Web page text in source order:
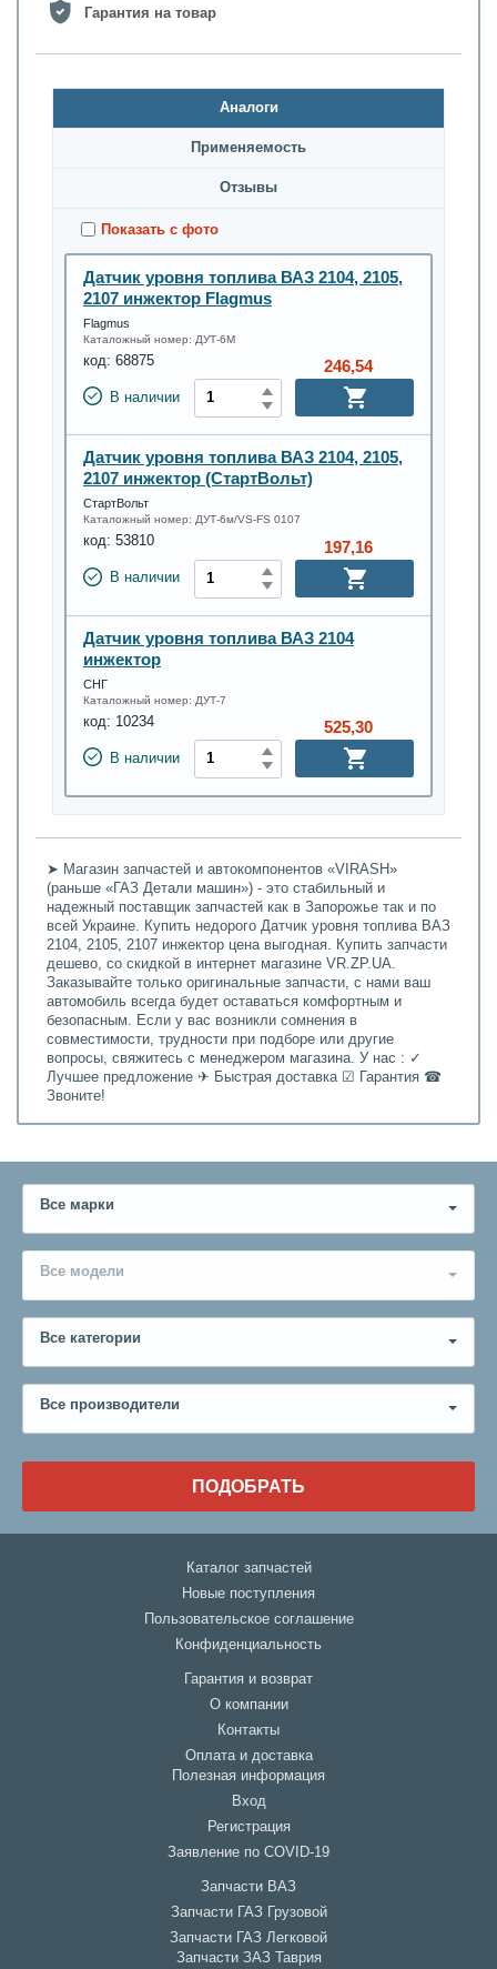
Гарантия на товар
Аналоги
Применяемость
Oтзывы
Показать с фото
Датчик уровня топлива ВАЗ 2104, 2105,
2107 инжектор Flagmus
Flagmus
Каталожный номер: ДУТ-6М
код: 68875
В наличии
246,54
Датчик уровня топлива ВАЗ 2104, 2105,
2107 инжектор (СтартВольт)
СтартВольт
Каталожный номер: ДУТ-6м/VS-FS 0107
код: 53810
В наличии
197,16
Датчик уровня топлива ВАЗ 2104
инжектор
СНГ
Каталожный номер: ДУТ-7
код: 10234
В наличии
525,30
➤ Магазин запчастей и автокомпонентов «VIRASH»
(раньше «ГАЗ Детали машин») - это стабильный и
надежный поставщик запчастей как в Запорожье так и по
всей Украине. Купить недорого Датчик уровня топлива ВАЗ
2104, 2105, 2107 инжектор цена выгодная. Купить запчасти
дешево, со скидкой в интернет магазине VR.ZP.UA.
Заказывайте только оригинальные запчасти, с нами ваш
автомобиль всегда будет оставаться комфортным и
безопасным. Если у вас возникли сомнения в
совместимости, трудности при подборе или другие
вопросы, свяжитесь с менеджером магазина. У нас : ✓
Лучшее предложение ✈ Быстрая доставка ☑ Гарантия ☎
Звоните!
Все марки
Все модели
Все категории
Все производители
ПОДОБРАТЬ
Каталог запчастей
Новые поступления
Пользовательское соглашение
Конфиденциальность
Гарантия и возврат
О компании
Контакты
Оплата и доставка
Полезная информация
Вход
Регистрация
Заявление по COVID-19
Запчасти ВАЗ
Запчасти ГАЗ Грузовой
Запчасти ГАЗ Легковой
Запчасти ЗАЗ Таврия